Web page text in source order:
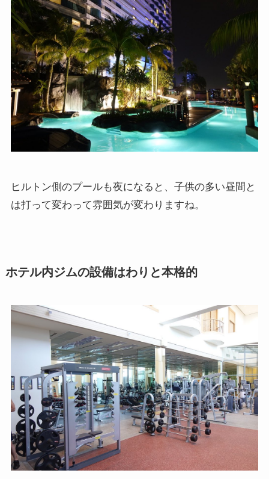
ヒルトン側のプールも夜になると、子供の多い昼間と
は打って変わって雰囲気が変わりますね。
ホテル内ジムの設備はわりと本格的